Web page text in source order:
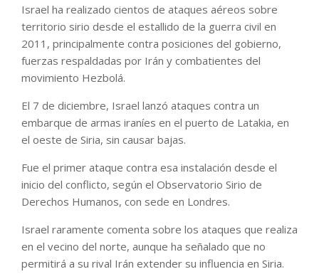
Israel ha realizado cientos de ataques aéreos sobre
territorio sirio desde el estallido de la guerra civil en
2011, principalmente contra posiciones del gobierno,
fuerzas respaldadas por Irán y combatientes del
movimiento Hezbolá.
El 7 de diciembre, Israel lanzó ataques contra un
embarque de armas iraníes en el puerto de Latakia, en
el oeste de Siria, sin causar bajas.
Fue el primer ataque contra esa instalación desde el
inicio del conflicto, según el Observatorio Sirio de
Derechos Humanos, con sede en Londres.
Israel raramente comenta sobre los ataques que realiza
en el vecino del norte, aunque ha señalado que no
permitirá a su rival Irán extender su influencia en Siria.